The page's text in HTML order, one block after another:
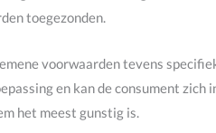
toegezonden.
voorwaarden tevens
en kan de consument
het meest gunstig is.